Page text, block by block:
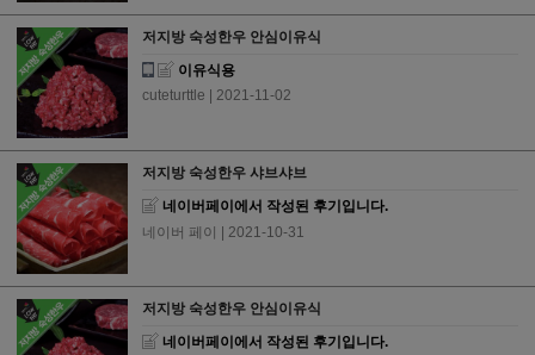
저지방 숙성한우 안심이유식
이유식용
cuteturttle | 2021-11-02
저지방 숙성한우 샤브샤브
네이버페이에서 작성된 후기입니다.
네이버 페이 | 2021-10-31
저지방 숙성한우 안심이유식
네이버페이에서 작성된 후기입니다.